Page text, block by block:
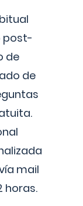
post-
de
de
mail
horas.